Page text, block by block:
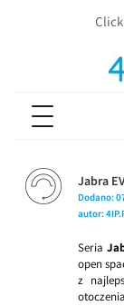
Jabra
Dodano:
autor:
Seria
open
z